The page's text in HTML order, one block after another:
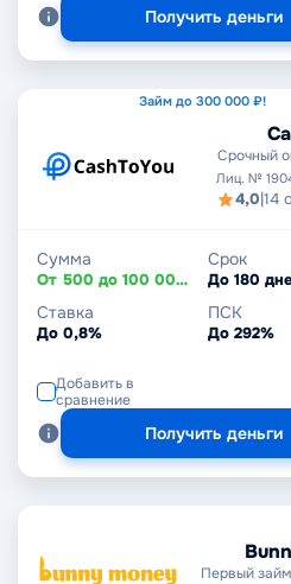
Получить деньги
Займ до 300 000 ₽!
Срочный
Лиц. №
4,0|14
Сумма
От 500 до 100 000 ₽
Срок
До 180
Ставка
До 0,8%
ПСК
До 292%
Добавить в
сравнение
Получить деньги
Первый